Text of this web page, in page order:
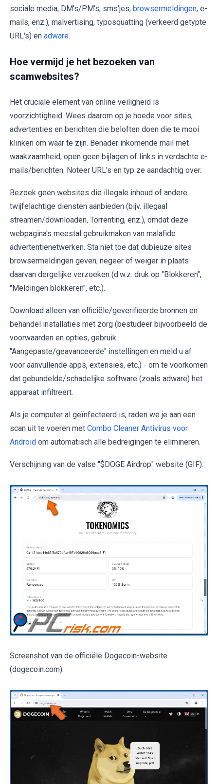
sociale media, DM's/PM's, sms'jes, browsermeldingen, e-
mails, enz.), malvertising, typosquatting (verkeerd getypte
URL's) en adware.
Hoe vermijd je het bezoeken van
scamwebsites?
Het cruciale element van online veiligheid is
voorzichtigheid. Wees daarom op je hoede voor sites,
advertenties en berichten die beloften doen die te mooi
klinken om waar te zijn. Benader inkomende mail met
waakzaamheid; open geen bijlagen of links in verdachte e-
mails/berichten. Noteer URL's en typ ze aandachtig over.
Bezoek geen websites die illegale inhoud of andere
twijfelachtige diensten aanbieden (bijv. illegaal
streamen/downloaden, Torrenting, enz.), omdat deze
webpagina's meestal gebruikmaken van malafide
advertentienetwerken. Sta niet toe dat dubieuze sites
browsermeldingen geven; negeer of weiger in plaats
daarvan dergelijke verzoeken (d.w.z. druk op "Blokkeren",
"Meldingen blokkeren", etc.).
Download alleen van officiële/geverifieerde bronnen en
behandel installaties met zorg (bestudeer bijvoorbeeld de
voorwaarden en opties, gebruik
"Aangepaste/geavanceerde" instellingen en meld u af
voor aanvullende apps, extensies, etc.) - om te voorkomen
dat gebundelde/schadelijke software (zoals adware) het
apparaat infiltreert.
Als je computer al geïnfecteerd is, raden we je aan een
scan uit te voeren met Combo Cleaner Antivirus voor
Android om automatisch alle bedreigingen te elimineren.
Verschijning van de valse "$DOGE Airdrop" website (GIF):
Screenshot van de officiële Dogecoin-website
(dogecoin.com):